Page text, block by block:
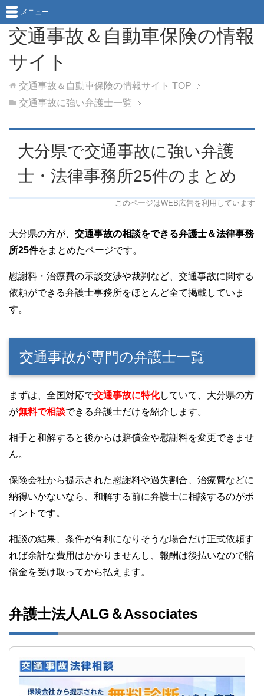
交通事故＆自動車保険の情報
サイト
メニュー
交通事故＆自動車保険の情報サイト TOP
交通事故に強い弁護士一覧
大分県で交通事故に強い弁護
士・法律事務所25件のまとめ
このページはWEB広告を利用しています
大分県の方が、 交通事故の相談をできる弁護士＆法律事務
所25件をまとめたページです。
慰謝料・治療費の示談交渉や裁判など、交通事故に関する
依頼ができる弁護士事務所をほとんど全て掲載していま
す。
交通事故が専門の弁護士一覧
まずは、全国対応で交通事故に特化していて、大分県の方
が無料で相談できる弁護士だけを紹介します。
相手と和解すると後からは賠償金や慰謝料を変更できませ
ん。
保険会社から提示された慰謝料や過失割合、治療費などに
納得いかないなら、和解する前に弁護士に相談するのがポ
イントです。
相談の結果、条件が有利になりそうな場合だけ正式依頼す
れば余計な費用はかかりませんし、報酬は後払いなので賠
償金を受け取ってから払えます。
弁護士法人ALG＆Associates